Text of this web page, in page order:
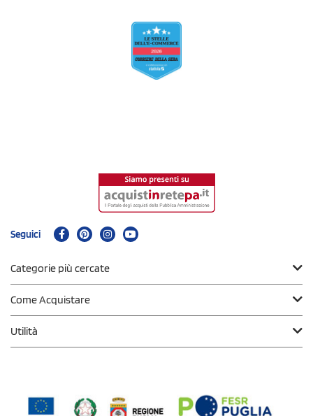
Seguici
Categorie più cercate
Come Acquistare
Utilità